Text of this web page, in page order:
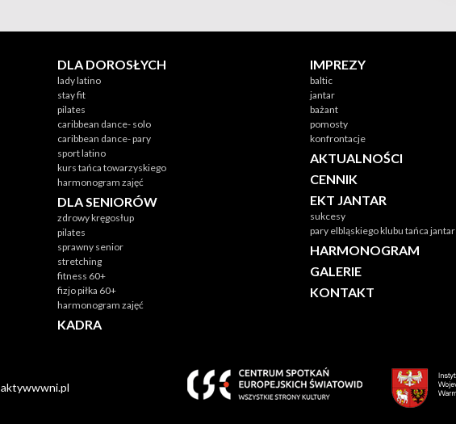
DLA DOROSŁYCH
lady latino
stay fit
pilates
caribbean dance- solo
caribbean dance- pary
sport latino
kurs tańca towarzyskiego
harmonogram zajęć
DLA SENIORÓW
zdrowy kręgosłup
pilates
sprawny senior
stretching
fitness 60+
fizjo piłka 60+
harmonogram zajęć
KADRA
IMPREZY
baltic
jantar
bażant
pomosty
konfrontacje
AKTUALNOŚCI
CENNIK
EKT JANTAR
sukcesy
pary elbląskiego klubu tańca jantar
HARMONOGRAM
GALERIE
KONTAKT
aktywwwni.pl